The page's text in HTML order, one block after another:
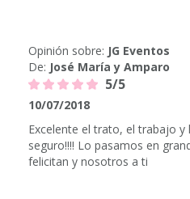
Opinión sobre: JG Eventos
De: José María y Amparo
5/5
10/07/2018
Excelente el trato, el trabajo y
seguro!!!! Lo pasamos en
felicitan y nosotros a ti